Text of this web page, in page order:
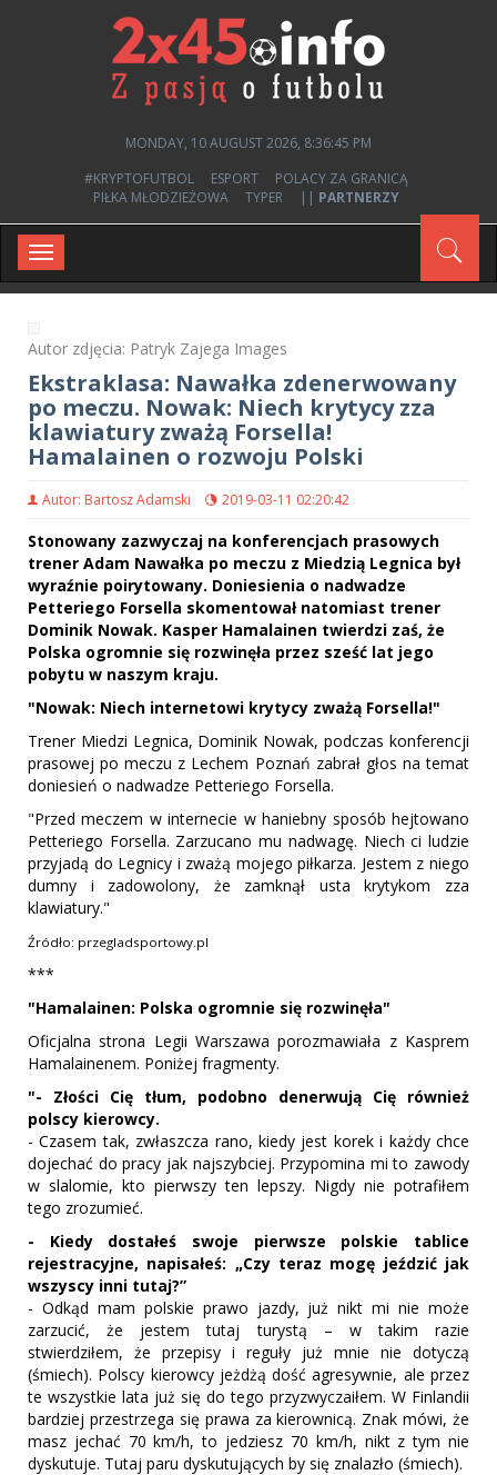
MONDAY, 10 AUGUST 2026, 8:36:46 PM
#KRYPTOFUTBOL
ESPORT
POLACY ZA GRANICĄ
PIŁKA MŁODZIEŻOWA
TYPER || PARTNERZY
Toggle
navigation
Autor zdjęcia: Patryk Zajega Images
Ekstraklasa: Nawałka zdenerwowany
po meczu. Nowak: Niech krytycy zza
klawiatury zważą Forsella!
Hamalainen o rozwoju Polski
Autor: Bartosz Adamski 2019-03-11 02:20:42
Stonowany zazwyczaj na konferencjach prasowych
trener Adam Nawałka po meczu z Miedzią Legnica był
wyraźnie poirytowany. Doniesienia o nadwadze
Petteriego Forsella skomentował natomiast trener
Dominik Nowak. Kasper Hamalainen twierdzi zaś, że
Polska ogromnie się rozwinęła przez sześć lat jego
pobytu w naszym kraju.
"Nowak: Niech internetowi krytycy zważą Forsella!"
Trener Miedzi Legnica, Dominik Nowak, podczas konferencji
prasowej po meczu z Lechem Poznań zabrał głos na temat
doniesień o nadwadze Petteriego Forsella.
"Przed meczem w internecie w haniebny sposób hejtowano
Petteriego Forsella. Zarzucano mu nadwagę. Niech ci ludzie
przyjadą do Legnicy i zważą mojego piłkarza. Jestem z niego
dumny i zadowolony, że zamknął usta krytykom zza
klawiatury."
Źródło: przegladsportowy.pl
***
"Hamalainen: Polska ogromnie się rozwinęła"
Oficjalna strona Legii Warszawa porozmawiała z Kasprem
Hamalainenem. Poniżej fragmenty.
"- Złości Cię tłum, podobno denerwują Cię również
polscy kierowcy.
- Czasem tak, zwłaszcza rano, kiedy jest korek i każdy chce
dojechać do pracy jak najszybciej. Przypomina mi to zawody
w slalomie, kto pierwszy ten lepszy. Nigdy nie potrafiłem
tego zrozumieć.
- Kiedy dostałeś swoje pierwsze polskie tablice
rejestracyjne, napisałeś: „Czy teraz mogę jeździć jak
wszyscy inni tutaj?”
- Odkąd mam polskie prawo jazdy, już nikt mi nie może
zarzucić, że jestem tutaj turystą – w takim razie
stwierdziłem, że przepisy i reguły już mnie nie dotyczą
(śmiech). Polscy kierowcy jeżdżą dość agresywnie, ale przez
te wszystkie lata już się do tego przyzwyczaiłem. W Finlandii
bardziej przestrzega się prawa za kierownicą. Znak mówi, że
masz jechać 70 km/h, to jedziesz 70 km/h, nikt z tym nie
dyskutuje. Tutaj paru dyskutujących by się znalazło (śmiech).